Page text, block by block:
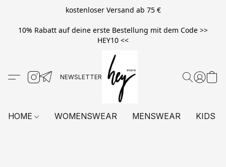
kostenloser Versand ab 75 €
10% Rabatt auf deine erste Bestellung mit dem Code >>
HEY10 <<
HOME WOMENSWEAR MENSWEAR KIDS